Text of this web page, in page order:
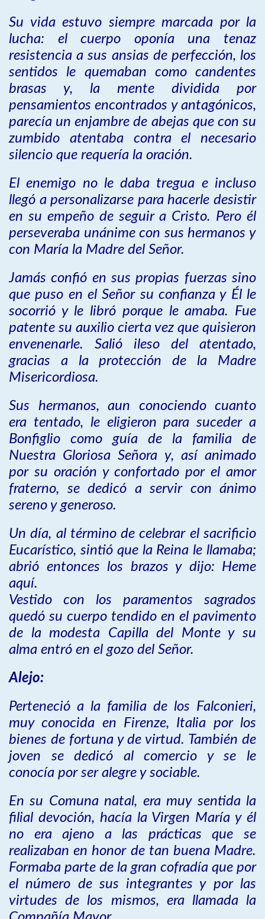
Su vida estuvo siempre marcada por la
lucha: el cuerpo oponía una tenaz
resistencia a sus ansias de perfección, los
sentidos le quemaban como candentes
brasas y, la mente dividida por
pensamientos encontrados y antagónicos,
parecía un enjambre de abejas que con su
zumbido atentaba contra el necesario
silencio que requería la oración.
El enemigo no le daba tregua e incluso
llegó a personalizarse para hacerle desistir
en su empeño de seguir a Cristo. Pero él
perseveraba unánime con sus hermanos y
con María la Madre del Señor.
Jamás confió en sus propias fuerzas sino
que puso en el Señor su confianza y Él le
socorrió y le libró porque le amaba. Fue
patente su auxilio cierta vez que quisieron
envenenarle. Salió ileso del atentado,
gracias a la protección de la Madre
Misericordiosa.
Sus hermanos, aun conociendo cuanto
era tentado, le eligieron para suceder a
Bonfiglio como guía de la familia de
Nuestra Gloriosa Señora y, así animado
por su oración y confortado por el amor
fraterno, se dedicó a servir con ánimo
sereno y generoso.
Un día, al término de celebrar el sacrificio
Eucarístico, sintió que la Reina le llamaba;
abrió entonces los brazos y dijo: Heme
aquí.
Vestido con los paramentos sagrados
quedó su cuerpo tendido en el pavimento
de la modesta Capilla del Monte y su
alma entró en el gozo del Señor.
Alejo:
Perteneció a la familia de los Falconieri,
muy conocida en Firenze, Italia por los
bienes de fortuna y de virtud. También de
joven se dedicó al comercio y se le
conocía por ser alegre y sociable.
En su Comuna natal, era muy sentida la
filial devoción, hacía la Virgen María y él
no era ajeno a las prácticas que se
realizaban en honor de tan buena Madre.
Formaba parte de la gran cofradía que por
el número de sus integrantes y por las
virtudes de los mismos, era llamada la